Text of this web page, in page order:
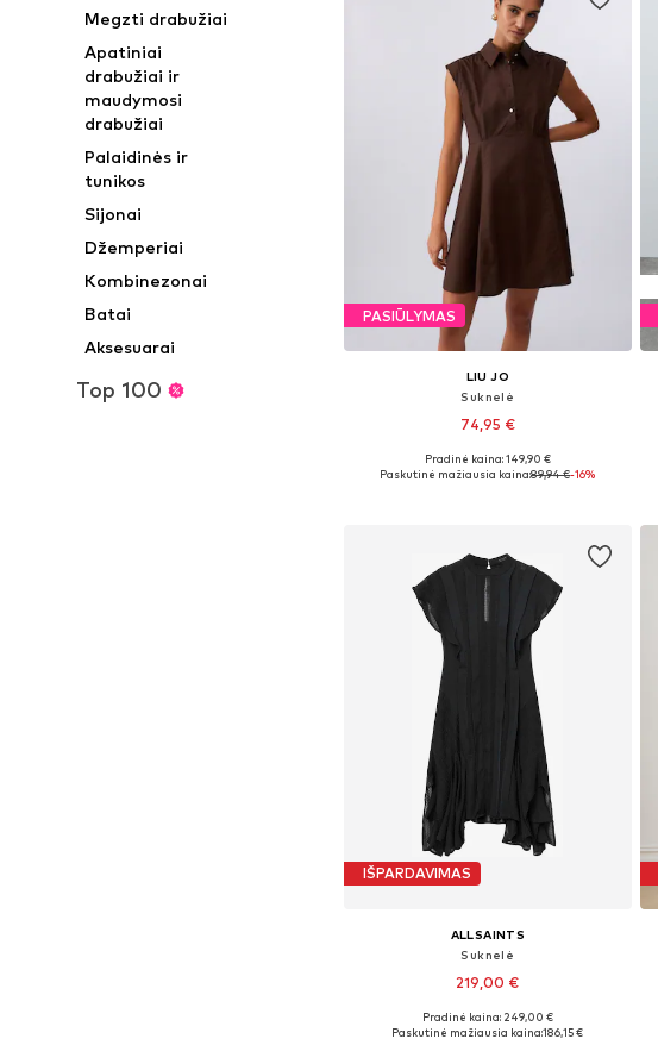
Megzti drabužiai
Apatiniai
drabužiai ir
maudymosi
drabužiai
Palaidinės ir
tunikos
Sijonai
Džemperiai
Kombinezonai
Batai
Aksesuarai
Top 100
PASIŪLYMAS
LIU JO
Suknelė
74,95 €
Galimi dydžiai: 36, 38, 40, 42
Pradinė kaina: 149,90 €
Paskutinė mažiausia kaina:89,94 €-16%
IŠPARDAVIMAS
ALLSAINTS
Suknelė
219,00 €
Galimi dydžiai: 34, 36, 38, 40
Pradinė kaina: 249,00 €
Paskutinė mažiausia kaina:186,15 €